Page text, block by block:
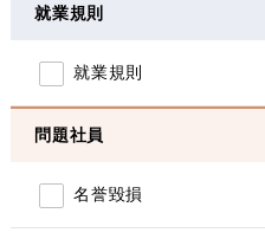
就業規則
就業規則
問題社員
名誉毀損